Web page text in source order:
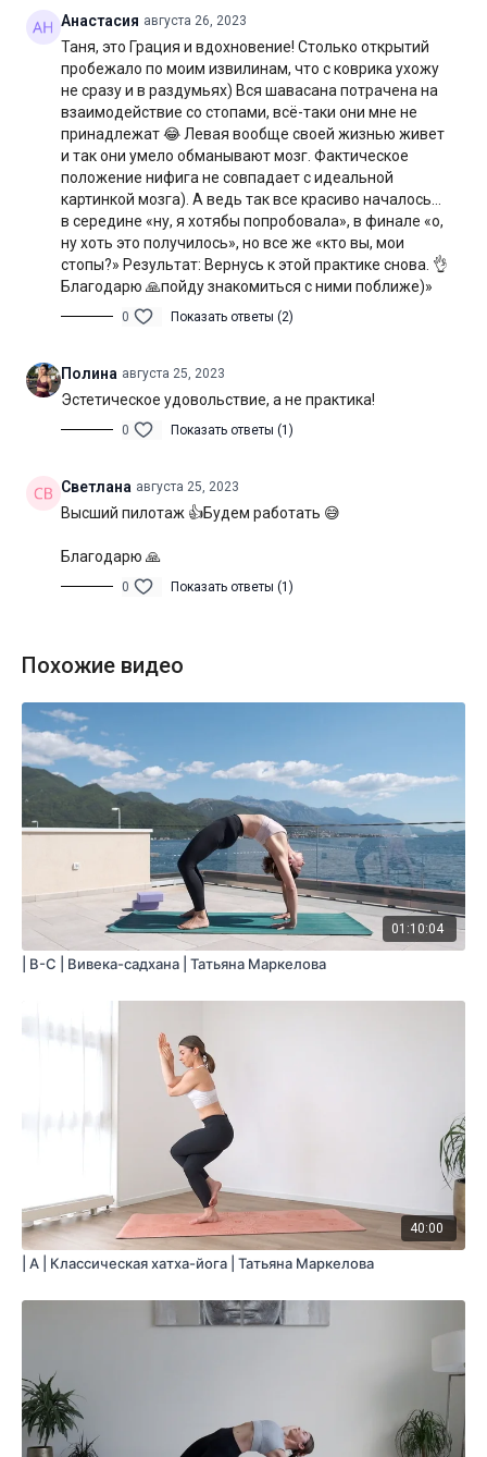
Пожалуйста, используйте мягкий блок для йоги. Деревянные
и пробковые блоки не подойдут для целей этой практики.
Желаю вам интересной практики!
Уровень подготовки:продвинутый (С)
Цель:улучшение координации и развитие ловкости
Специфика:динамическая практика с акцентом на развитие
нейромышечного контроля
Нагрузка:высокая
Оборудование:
деревянные и пробковые блоки не подойдут для целей этой
практики).
Анастасия августа 26, 2023
Таня, это Грация и вдохновение! Столько открытий
пробежало по моим извилинам, что с коврика ухожу
не сразу и в раздумьях) Вся шавасана потрачена на
взаимодействие со стопами, всё-таки они мне не
принадлежат 😂 Левая вообще своей жизнью живет
и так они умело обманывают мозг. Фактическое
положение нифига не совпадает с идеальной
картинкой мозга). А ведь так все красиво началось…
в середине «ну, я хотябы попробовала», в финале «о,
ну хоть это получилось», но все же «кто вы, мои
стопы?» Результат: Вернусь к этой практике снова. 👌
Благодарю 🙏пойду знакомиться с ними поближе)»
0 Показать ответы (2)
Полина августа 25, 2023
Эстетическое удовольствие, а не практика!
0 Показать ответы (1)
Светлана августа 25, 2023
Высший пилотаж 👍Будем работать 😅
Благодарю 🙏
0 Показать ответы (1)
Похожие видео
01:10:04
| B-С | Вивека-садхана | Татьяна Маркелова
40:00
| A | Классическая хатха-йога | Татьяна Маркелова